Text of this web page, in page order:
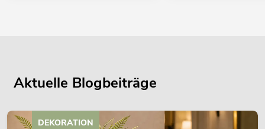
Aktuelle Blogbeiträge
DEKORATION